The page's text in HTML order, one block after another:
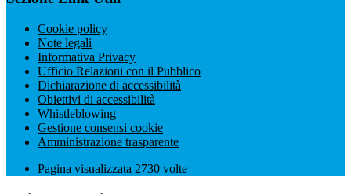
Cookie policy
Note legali
Informativa Privacy
Ufficio Relazioni con il Pubblico
Dichiarazione di accessibilità
Obiettivi di accessibilità
Whistleblowing
Gestione consensi cookie
Amministrazione trasparente
Pagina visualizzata 2730 volte